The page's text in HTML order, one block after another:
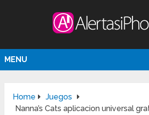
MENU
Home
Juegos
Nanna’s Cats aplicacion universal